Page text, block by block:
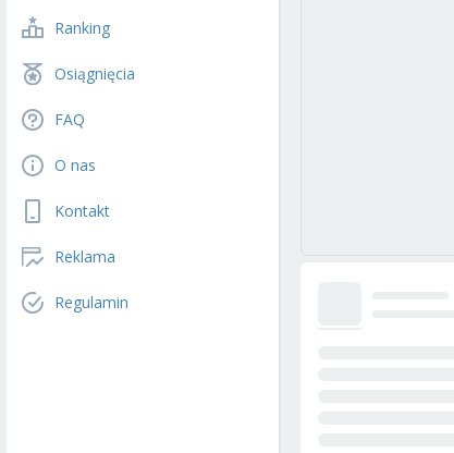
Ranking
Osiągnięcia
FAQ
O nas
Kontakt
Reklama
Regulamin